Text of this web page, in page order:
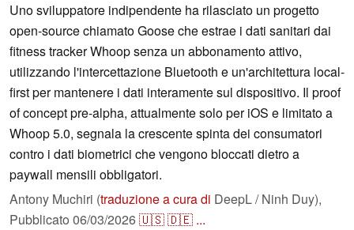
Uno sviluppatore indipendente ha rilasciato un progetto
open-source chiamato Goose che estrae i dati sanitari dai
fitness tracker Whoop senza un abbonamento attivo,
utilizzando l'intercettazione Bluetooth e un'architettura local-
first per mantenere i dati interamente sul dispositivo. Il proof
of concept pre-alpha, attualmente solo per iOS e limitato a
Whoop 5.0, segnala la crescente spinta dei consumatori
contro i dati biometrici che vengono bloccati dietro a
paywall mensili obbligatori.
Antony Muchiri (traduzione a cura di DeepL / Ninh Duy),
Pubblicato 06/03/2026🇺🇸🇩🇪 ...